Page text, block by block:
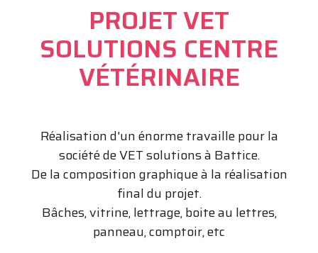
PROJET VET
SOLUTIONS CENTRE
VÉTÉRINAIRE
Réalisation d'un énorme travaille pour la
société de VET solutions à Battice.
De la composition graphique à la réalisation
final du projet.
Bâches, vitrine, lettrage, boite au lettres,
panneau, comptoir, etc